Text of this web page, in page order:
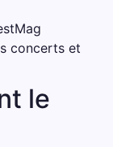
concerts et
le